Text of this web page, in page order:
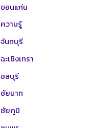
ขอนแก่น
ความรู้
จันทบุรี
ฉะเชิงเทรา
ชลบุรี
ชัยนาท
ชัยภูมิ